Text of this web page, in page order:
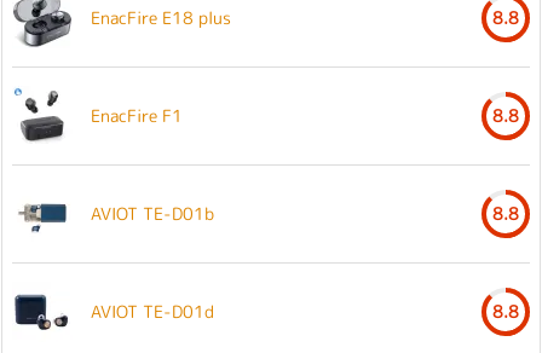
EnacFire E18 plus 8.8
EnacFire F1 8.8
AVIOT TE-D01b 8.8
AVIOT TE-D01d 8.8